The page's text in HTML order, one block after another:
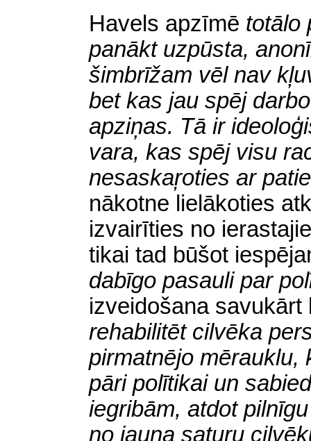
Havels apzīmē totālo
panākt uzpūsta,
šimbrīžam vēl nav
bet kas jau spēj
apziņas. Tā ir
vara, kas spēj visu
nesaskaŗoties ar
nākotne lielākoties
izvairīties no
tikai tad būšot
dabīgo pasauli par
izveidošana
rehabilitēt cilvēka
pirmatnējo mērauklu,
pāri polītikai un
iegribām, atdot
no jauna saturu